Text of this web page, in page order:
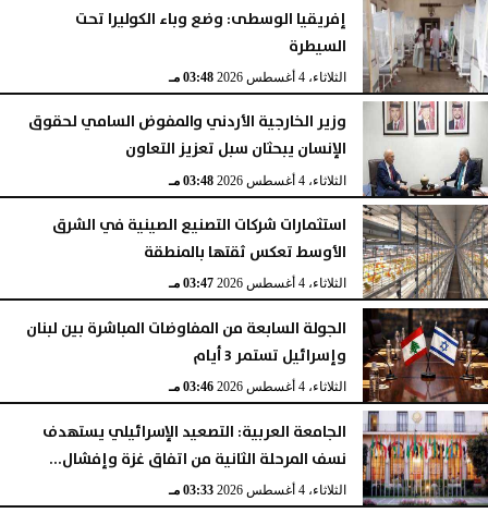
إفريقيا الوسطى: وضع وباء الكوليرا تحت
السيطرة
الثلاثاء، 4 أغسطس 2026 03:48 مـ
وزير الخارجية الأردني والمفوض السامي لحقوق
الإنسان يبحثان سبل تعزيز التعاون
الثلاثاء، 4 أغسطس 2026 03:48 مـ
استثمارات شركات التصنيع الصينية في الشرق
الأوسط تعكس ثقتها بالمنطقة
الثلاثاء، 4 أغسطس 2026 03:47 مـ
الجولة السابعة من المفاوضات المباشرة بين لبنان
وإسرائيل تستمر 3 أيام
الثلاثاء، 4 أغسطس 2026 03:46 مـ
الجامعة العربية: التصعيد الإسرائيلي يستهدف
نسف المرحلة الثانية من اتفاق غزة وإفشال...
الثلاثاء، 4 أغسطس 2026 03:33 مـ